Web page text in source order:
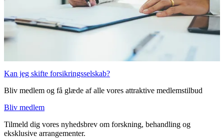
Kan jeg skifte forsikringsselskab?
Bliv medlem og få glæde af alle vores attraktive medlemstilbud
Bliv medlem
Tilmeld dig vores nyhedsbrev om forskning, behandling og
eksklusive arrangementer.